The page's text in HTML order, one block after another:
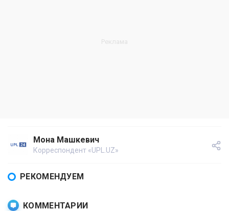
Мона Машкевич
Корреспондент «UPL.UZ»
РЕКОМЕНДУЕМ
КОММЕНТАРИИ